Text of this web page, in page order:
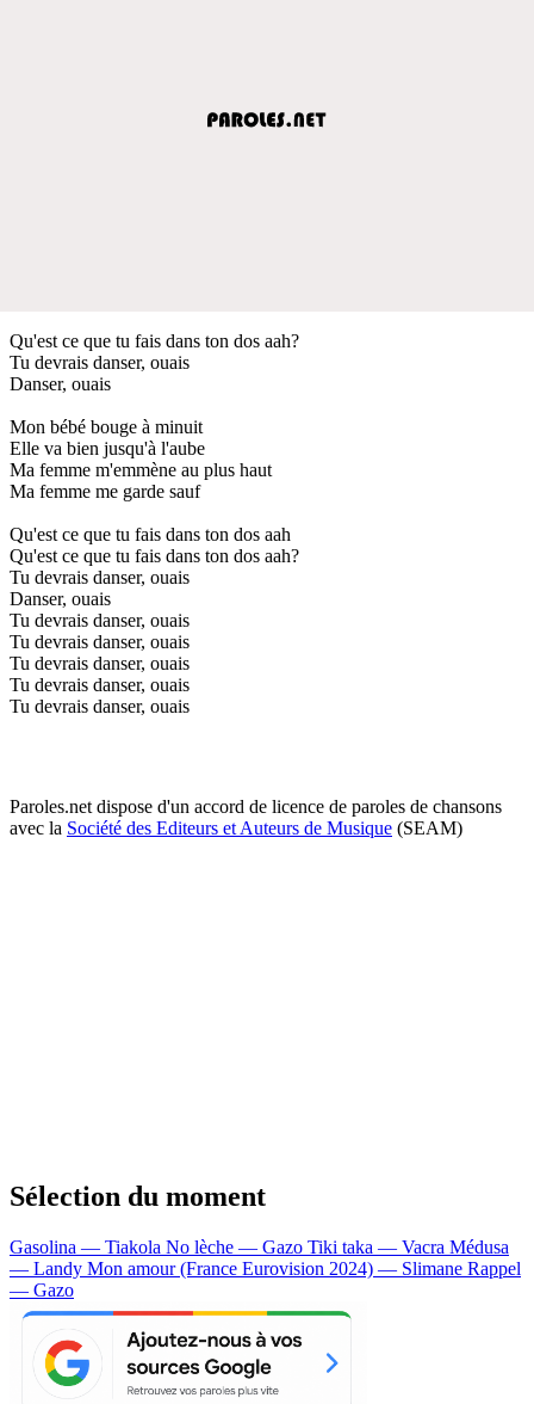
Qu'est ce que tu fais dans ton dos aah?
Tu devrais danser, ouais
Danser, ouais
Mon bébé bouge à minuit
Elle va bien jusqu'à l'aube
Ma femme m'emmène au plus haut
Ma femme me garde sauf
Qu'est ce que tu fais dans ton dos aah
Qu'est ce que tu fais dans ton dos aah?
Tu devrais danser, ouais
Danser, ouais
Tu devrais danser, ouais
Tu devrais danser, ouais
Tu devrais danser, ouais
Tu devrais danser, ouais
Tu devrais danser, ouais
Paroles.net dispose d'un accord de licence de paroles de chansons
avec la Société des Editeurs et Auteurs de Musique (SEAM)
Sélection du moment
Gasolina — Tiakola No lèche — Gazo Tiki taka — Vacra Médusa
— Landy Mon amour (France Eurovision 2024) — Slimane Rappel
— Gazo